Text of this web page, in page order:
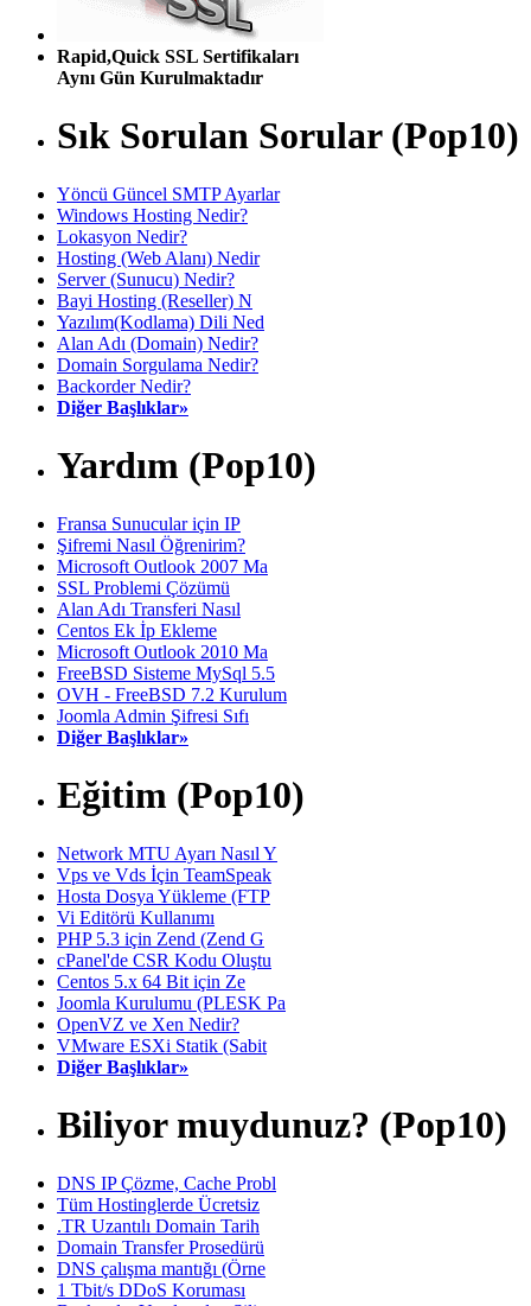
Rapid,Quick SSL Sertifikaları
Aynı Gün Kurulmaktadır
Sık Sorulan Sorular (Pop10)
Yöncü Güncel SMTP Ayarlar
Windows Hosting Nedir?
Lokasyon Nedir?
Hosting (Web Alanı) Nedir
Server (Sunucu) Nedir?
Bayi Hosting (Reseller) N
Yazılım(Kodlama) Dili Ned
Alan Adı (Domain) Nedir?
Domain Sorgulama Nedir?
Backorder Nedir?
Diğer Başlıklar»
Yardım (Pop10)
Fransa Sunucular için IP
Şifremi Nasıl Öğrenirim?
Microsoft Outlook 2007 Ma
SSL Problemi Çözümü
Alan Adı Transferi Nasıl
Centos Ek İp Ekleme
Microsoft Outlook 2010 Ma
FreeBSD Sisteme MySql 5.5
OVH - FreeBSD 7.2 Kurulum
Joomla Admin Şifresi Sıfı
Diğer Başlıklar»
Eğitim (Pop10)
Network MTU Ayarı Nasıl Y
Vps ve Vds İçin TeamSpeak
Hosta Dosya Yükleme (FTP
Vi Editörü Kullanımı
PHP 5.3 için Zend (Zend G
cPanel'de CSR Kodu Oluştu
Centos 5.x 64 Bit için Ze
Joomla Kurulumu (PLESK Pa
OpenVZ ve Xen Nedir?
VMware ESXi Statik (Sabit
Diğer Başlıklar»
Biliyor muydunuz? (Pop10)
DNS IP Çözme, Cache Probl
Tüm Hostinglerde Ücretsiz
.TR Uzantılı Domain Tarih
Domain Transfer Prosedürü
DNS çalışma mantığı (Örne
1 Tbit/s DDoS Koruması